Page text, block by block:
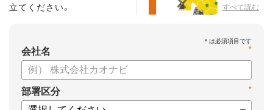
すべて読む
立てください。
*
会社名
*
部署区分